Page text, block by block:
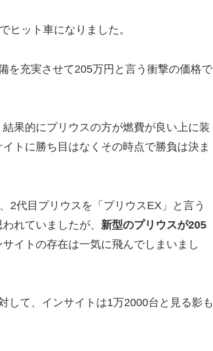
ヒット車になりました。
を充実させて205万円と言う衝撃の価格で
果的にプリウスの方が燃費が良い上に装
トに勝ち目はなくその時点で勝負は決ま
2代目プリウスを「プリウスEX」と言う
れていましたが、 新型のプリウスが205
サイトの存在は一気に飛んでしまいまし
して、インサイトは1万2000台と見る影も